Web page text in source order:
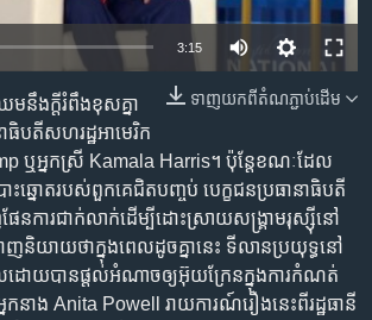
3:15
ទាញ​យក​ពី​តំណភ្ជាប់​ដើម
នឹងក្តីរំពឹង​ខុសគ្នា​
ាធិបតី​សហរដ្ឋ​អាមេរិក​
ឬអ្នកស្រី Kamala Harris។ ប៉ុន្តែ​ខណៈដែល​
ឆ្នោត​របស់​ពួកគេជិត​បញ្ចប់ បេក្ខជនប្រធានាធិបតី​
ែនការ​ជាក់លាក់​ដើម្បី​ដោះស្រាយ​សង្រ្គាម​រុស្ស៊ី​នៅ
ញ​និយាយ​ថាក្នុងពេលដូចគ្នា​នេះ ទីលានប្រយុទ្ធនៅ​
ដោយ​បានផ្តល់​អំណាច​ឲ្យ​អ៊ុយក្រែន​ក្នុង​ការកំណត់
កនាង Anita Powell រាយការណ៍​រឿងនេះ​ពី​រដ្ឋធានី​